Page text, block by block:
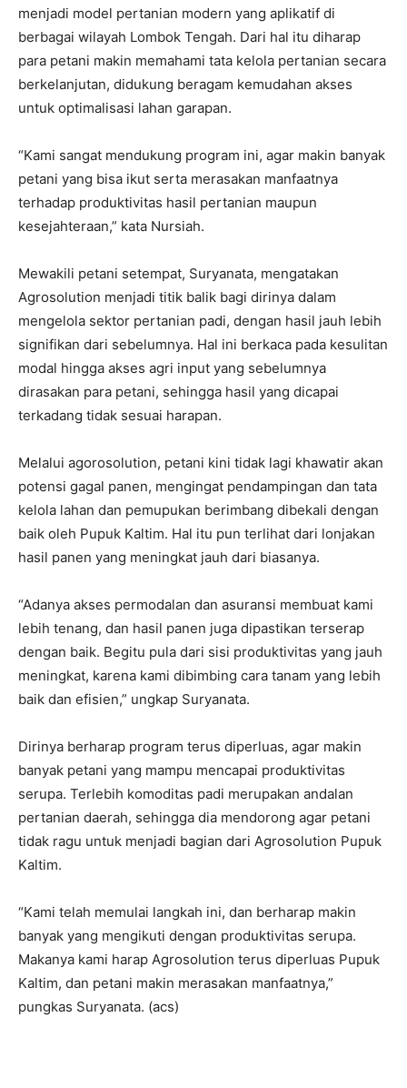
menjadi model pertanian modern yang aplikatif di
berbagai wilayah Lombok Tengah. Dari hal itu diharap
para petani makin memahami tata kelola pertanian secara
berkelanjutan, didukung beragam kemudahan akses
untuk optimalisasi lahan garapan.
“Kami sangat mendukung program ini, agar makin banyak
petani yang bisa ikut serta merasakan manfaatnya
terhadap produktivitas hasil pertanian maupun
kesejahteraan,” kata Nursiah.
Mewakili petani setempat, Suryanata, mengatakan
Agrosolution menjadi titik balik bagi dirinya dalam
mengelola sektor pertanian padi, dengan hasil jauh lebih
signifikan dari sebelumnya. Hal ini berkaca pada kesulitan
modal hingga akses agri input yang sebelumnya
dirasakan para petani, sehingga hasil yang dicapai
terkadang tidak sesuai harapan.
Melalui agorosolution, petani kini tidak lagi khawatir akan
potensi gagal panen, mengingat pendampingan dan tata
kelola lahan dan pemupukan berimbang dibekali dengan
baik oleh Pupuk Kaltim. Hal itu pun terlihat dari lonjakan
hasil panen yang meningkat jauh dari biasanya.
“Adanya akses permodalan dan asuransi membuat kami
lebih tenang, dan hasil panen juga dipastikan terserap
dengan baik. Begitu pula dari sisi produktivitas yang jauh
meningkat, karena kami dibimbing cara tanam yang lebih
baik dan efisien,” ungkap Suryanata.
Dirinya berharap program terus diperluas, agar makin
banyak petani yang mampu mencapai produktivitas
serupa. Terlebih komoditas padi merupakan andalan
pertanian daerah, sehingga dia mendorong agar petani
tidak ragu untuk menjadi bagian dari Agrosolution Pupuk
Kaltim.
“Kami telah memulai langkah ini, dan berharap makin
banyak yang mengikuti dengan produktivitas serupa.
Makanya kami harap Agrosolution terus diperluas Pupuk
Kaltim, dan petani makin merasakan manfaatnya,”
pungkas Suryanata. (acs)